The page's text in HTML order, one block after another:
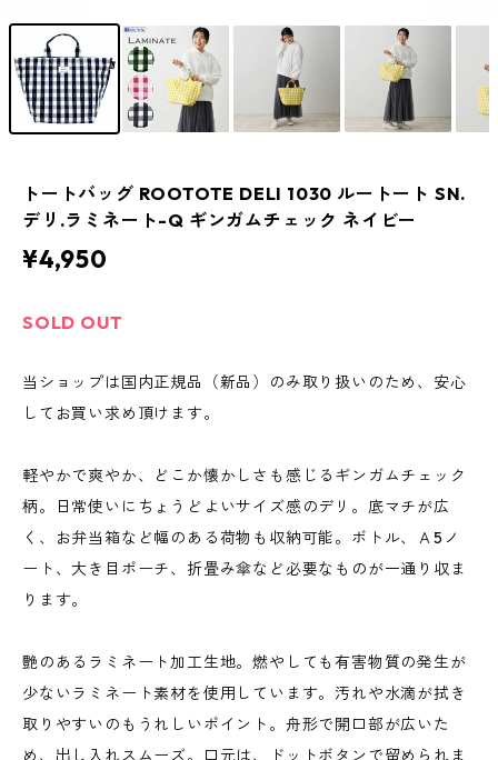
トートバッグ ROOTOTE DELI 1030 ルートート SN.
デリ.ラミネート-Q ギンガムチェック ネイビー
¥4,950
SOLD OUT
当ショップは国内正規品（新品）のみ取り扱いのため、安心
してお買い求め頂けます。
軽やかで爽やか、どこか懐かしさも感じるギンガムチェック
柄。日常使いにちょうどよいサイズ感のデリ。底マチが広
く、お弁当箱など幅のある荷物も収納可能。ボトル、Ａ5ノ
ート、大き目ポーチ、折畳み傘など必要なものが一通り収ま
ります。
艶のあるラミネート加工生地。燃やしても有害物質の発生が
少ないラミネート素材を使用しています。汚れや水滴が拭き
取りやすいのもうれしいポイント。舟形で開口部が広いた
め、出し入れスムーズ。口元は、ドットボタンで留められま